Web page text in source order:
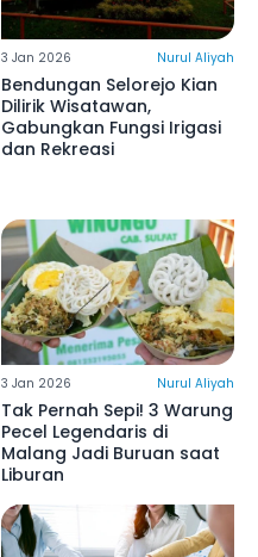
3 Jan 2026 Nurul Aliyah
Bendungan Selorejo Kian
Dilirik Wisatawan,
Gabungkan Fungsi Irigasi
dan Rekreasi
3 Jan 2026 Nurul Aliyah
Tak Pernah Sepi! 3 Warung
Pecel Legendaris di
Malang Jadi Buruan saat
Liburan